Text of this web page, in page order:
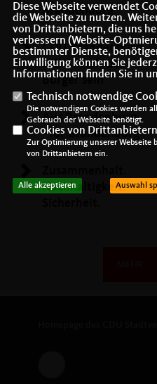
Brandenburg
CDU Brandenburg
will Anwalt der
Bürger sein
Aus Brandenburg
- für Brandenburg
Nachhaltigkeit.
Diese Webseite verwendet
die Webseite zu nutzen.
von Drittanbietern, die uns
verbessern (Website-
bestimmter Dienste,
Einwilligung können Sie
Informationen finden Sie in
Technisch notwendige
Die notwendigen Cookies werden
Gebrauch der Webseite benötigt.
Cookies von
Zur Optimierung unserer Webseite
von Drittanbietern ein.
Alle akzeptieren Auswahl